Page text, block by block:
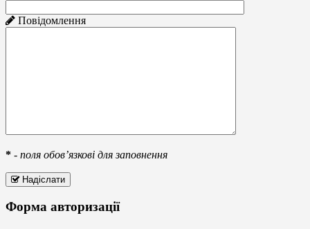
Повідомлення
* - поля обов’язкові для заповнення
Надіслати
Форма авторизації